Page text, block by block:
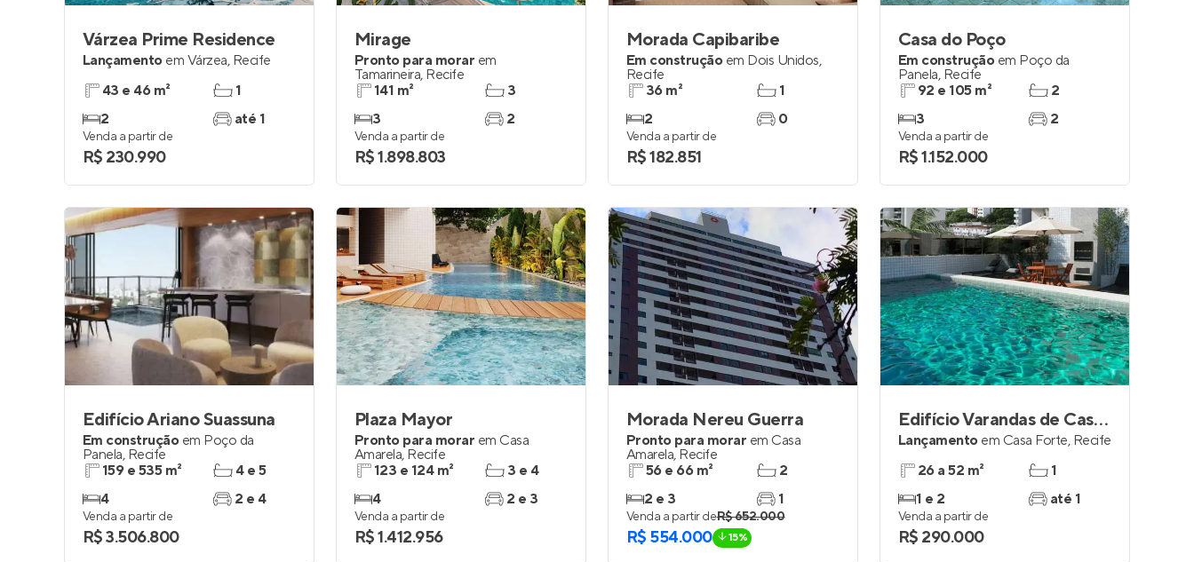
Várzea Prime Residence
Lançamento em Várzea, Recife
43 e 46 m²
2
1
até 1
Venda a partir de
R$ 230.990
Mirage
Pronto para morar em
Tamarineira, Recife
141 m²
3
3
2
Venda a partir de
R$ 1.898.803
Morada Capibaribe
Em construção em Dois Unidos,
Recife
36 m²
2
1
0
Venda a partir de
R$ 182.851
Casa do Poço
Em construção em Poço da
Panela, Recife
92 e 105 m²
3
2
2
Venda a partir de
R$ 1.152.000
Edifício Ariano Suassuna
Em construção em Poço da
Panela, Recife
159 e 535 m²
4
4 e 5
2 e 4
Venda a partir de
R$ 3.506.800
Plaza Mayor
Pronto para morar em Casa
Amarela, Recife
123 e 124 m²
4
3 e 4
2 e 3
Venda a partir de
R$ 1.412.956
Morada Nereu Guerra
Pronto para morar em Casa
Amarela, Recife
56 e 66 m²
2 e 3
2
1
Venda a partir deR$ 652.000
R$ 554.000 15%
Edifício Varandas de Casa Forte
Lançamento em Casa Forte, Recife
26 a 52 m²
1 e 2
1
até 1
Venda a partir de
R$ 290.000